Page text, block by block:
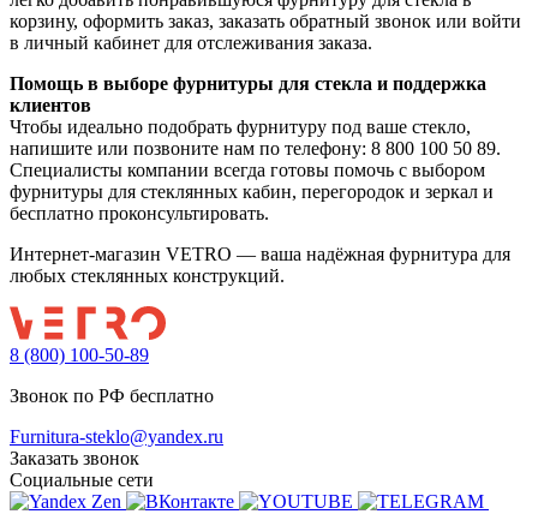
корзину, оформить заказ, заказать обратный звонок или войти
в личный кабинет для отслеживания заказа.
Помощь в выборе фурнитуры для стекла и поддержка
клиентов
Чтобы идеально подобрать фурнитуру под ваше стекло,
напишите или позвоните нам по телефону: 8 800 100 50 89.
Специалисты компании всегда готовы помочь с выбором
фурнитуры для стеклянных кабин, перегородок и зеркал и
бесплатно проконсультировать.
Интернет-магазин VETRO — ваша надёжная фурнитура для
любых стеклянных конструкций.
8 (800) 100-50-89
Звонок по РФ бесплатно
Furnitura-steklo@yandex.ru
Заказать звонок
Социальные сети